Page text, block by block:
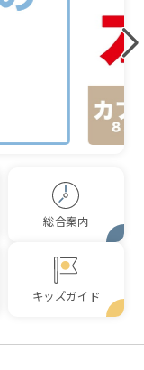
総合案内
キッズガイド